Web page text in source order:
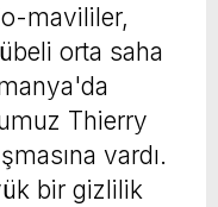
mavililer,
orta saha
Thierry
vardı.
bir gizlilik